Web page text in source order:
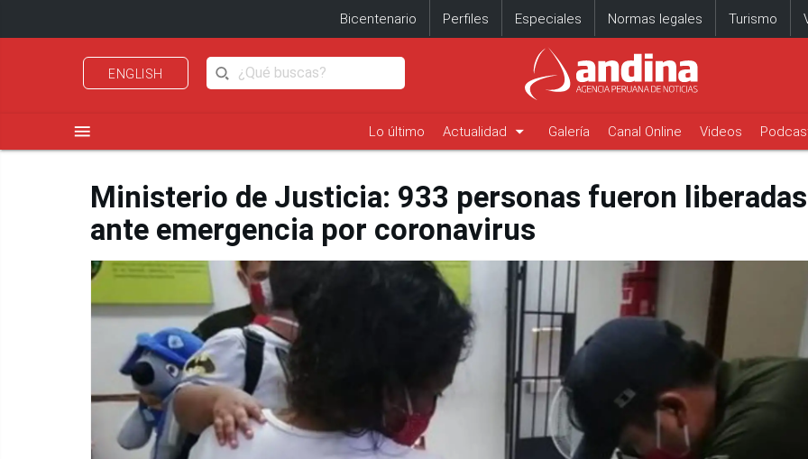
Bicentenario Perfiles Especiales Normas legales Turismo
ENGLISH
menu Lo último Actualidad arrow_drop_down Galería Canal Online Videos
Ministerio de Justicia: 933 personas fueron liberadas
ante emergencia por coronavirus